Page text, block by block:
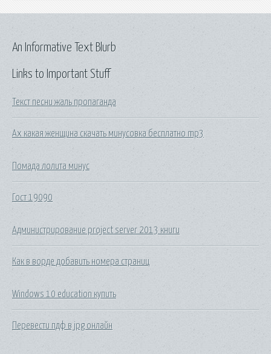
Links to Important Stuff
Текст песни жаль пропаганда
Ах какая женщина скачать минусовка бесплатно mp3
Помада лолита минус
Гост 19090
Администрирование project server 2013 книги
Как в ворде добавить номера страниц
Windows 10 education купить
Перевести пдф в jpg онлайн
An Informative Text Blurb